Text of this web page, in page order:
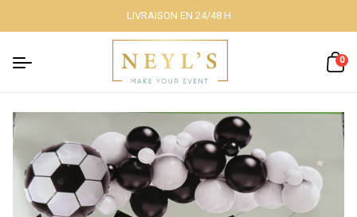
Nos packs
Décoration
LIVRAISON EN 24/48 H
0